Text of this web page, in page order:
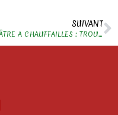
SUIVANT
THÉÂTRE A CHAUFFAILLES : TROUPE DUN THÉÂTRE A L’AUTRE